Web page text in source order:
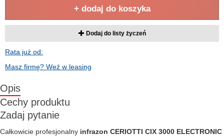
+ dodaj do koszyka
Dodaj do listy życzeń
Rata już od:
Masz firmę? Weź w leasing
Opis
Cechy produktu
Zadaj pytanie
Całkowicie profesjonalny infrazon CERIOTTI CIX 3000 ELECTRONIC